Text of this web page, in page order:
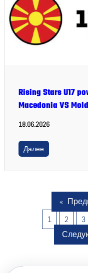
Rising Stars U17
Macedonia VS
18.06.2026
Далее
«
1
2 3